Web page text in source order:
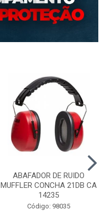
ABAFADOR DE RUIDO
MUFFLER CONCHA 21DB CA
14235
Código: 98035